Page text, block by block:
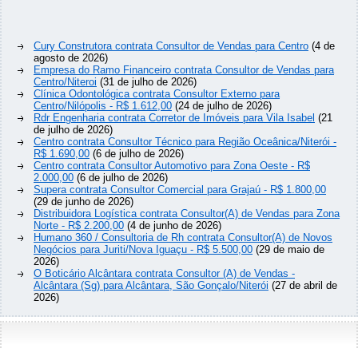
Cury Construtora contrata Consultor de Vendas para Centro (4 de
agosto de 2026)
Empresa do Ramo Financeiro contrata Consultor de Vendas para
Centro/Niteroi (31 de julho de 2026)
Clínica Odontológica contrata Consultor Externo para
Centro/Nilópolis - R$ 1.612,00 (24 de julho de 2026)
Rdr Engenharia contrata Corretor de Imóveis para Vila Isabel (21
de julho de 2026)
Centro contrata Consultor Técnico para Região Oceânica/Niterói -
R$ 1.690,00 (6 de julho de 2026)
Centro contrata Consultor Automotivo para Zona Oeste - R$
2.000,00 (6 de julho de 2026)
Supera contrata Consultor Comercial para Grajaú - R$ 1.800,00
(29 de junho de 2026)
Distribuidora Logística contrata Consultor(A) de Vendas para Zona
Norte - R$ 2.200,00 (4 de junho de 2026)
Humano 360 / Consultoria de Rh contrata Consultor(A) de Novos
Negócios para Juriti/Nova Iguaçu - R$ 5.500,00 (29 de maio de
2026)
O Boticário Alcântara contrata Consultor (A) de Vendas -
Alcântara (Sg) para Alcântara, São Gonçalo/Niterói (27 de abril de
2026)